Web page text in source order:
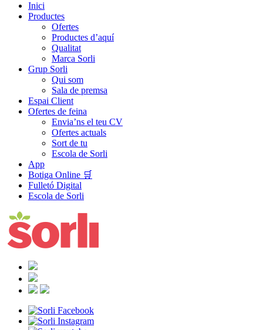
Inici
Productes
Ofertes
Productes d’aquí
Qualitat
Marca Sorli
Grup Sorli
Qui som
Sala de premsa
Espai Client
Ofertes de feina
Envia’ns el teu CV
Ofertes actuals
Sort de tu
Escola de Sorli
App
Botiga Online 🛒
Fulletó Digital
Escola de Sorli